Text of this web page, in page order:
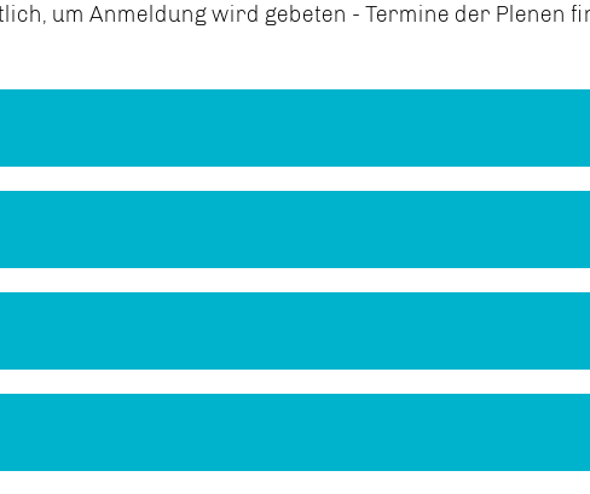
um Anmeldung wird gebeten - Termine der Plenen